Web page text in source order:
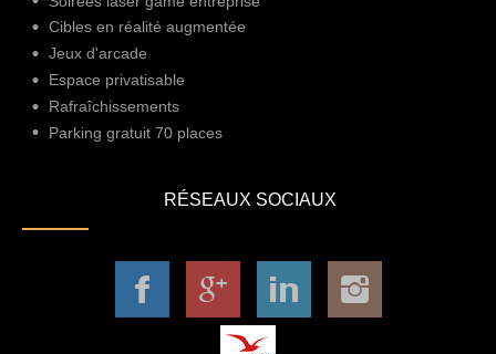
Cibles en réalité augmentée
Jeux d'arcade
Espace privatisable
Rafraîchissements
Parking gratuit 70 places
RÉSEAUX SOCIAUX